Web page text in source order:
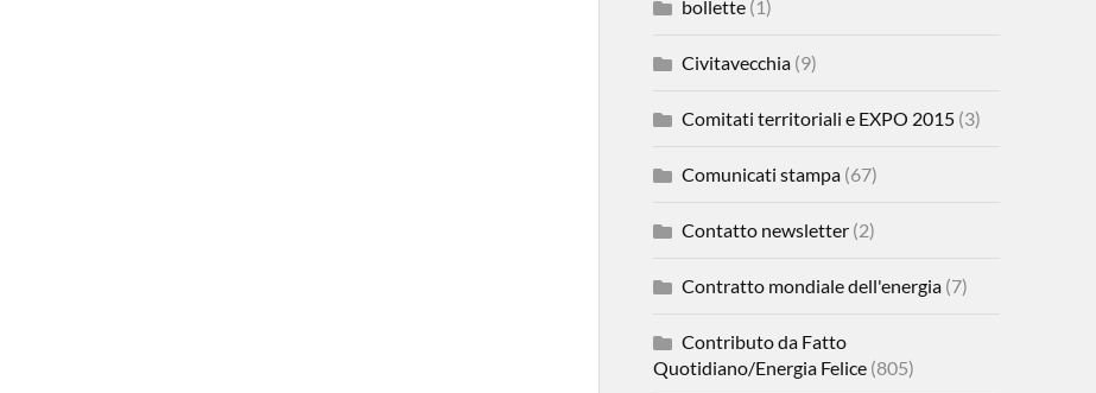
bollette(1)
Civitavecchia(9)
Comitati territoriali e EXPO 2015(3)
Comunicati stampa(67)
Contatto newsletter(2)
Contratto mondiale dell'energia(7)
Contributo da Fatto
Quotidiano/Energia Felice(805)